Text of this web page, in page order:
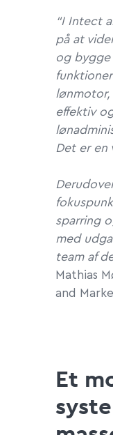
“I Intect
på at
og
lønmotor,
effektiv
Det er en
sparring
med
team af
Mathias
and
Et